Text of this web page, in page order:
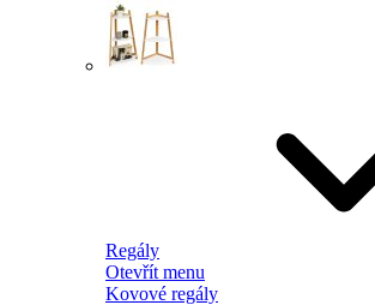
Regály
Otevřít menu
Kovové regály